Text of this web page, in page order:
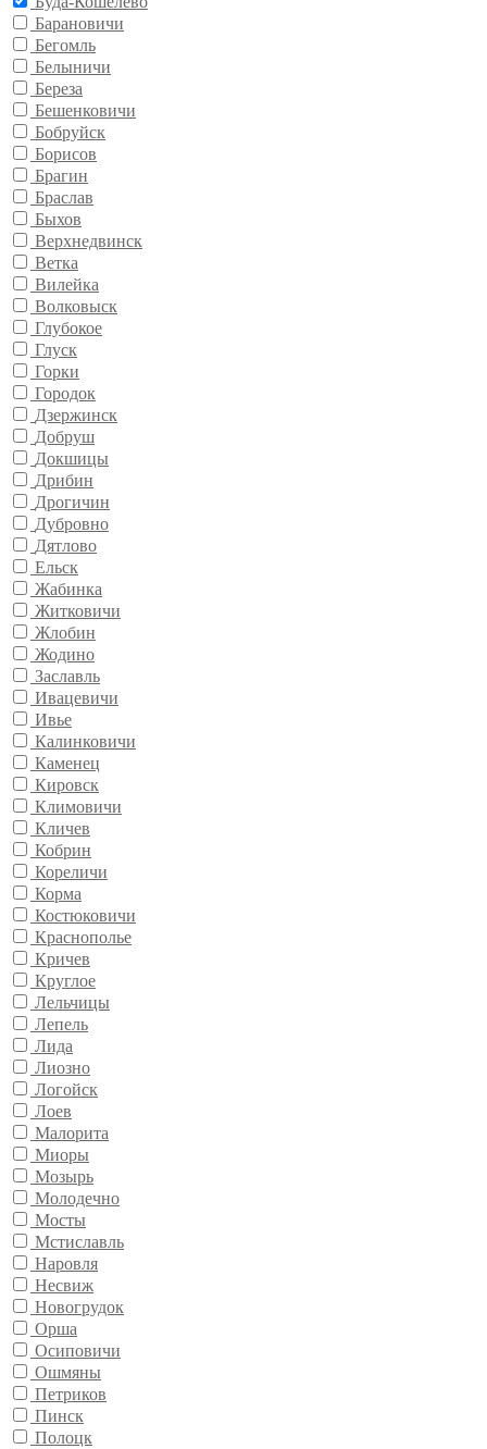
Барановичи
Бегомль
Белыничи
Береза
Бешенковичи
Бобруйск
Борисов
Брагин
Браслав
Быхов
Верхнедвинск
Ветка
Вилейка
Волковыск
Глубокое
Глуск
Горки
Городок
Дзержинск
Добруш
Докшицы
Дрибин
Дрогичин
Дубровно
Дятлово
Ельск
Жабинка
Житковичи
Жлобин
Жодино
Заславль
Ивацевичи
Ивье
Калинковичи
Каменец
Кировск
Климовичи
Кличев
Кобрин
Кореличи
Корма
Костюковичи
Краснополье
Кричев
Круглое
Лельчицы
Лепель
Лида
Лиозно
Логойск
Лоев
Малорита
Миоры
Мозырь
Молодечно
Мосты
Мстиславль
Наровля
Несвиж
Новогрудок
Орша
Осиповичи
Ошмяны
Петриков
Пинск
Полоцк